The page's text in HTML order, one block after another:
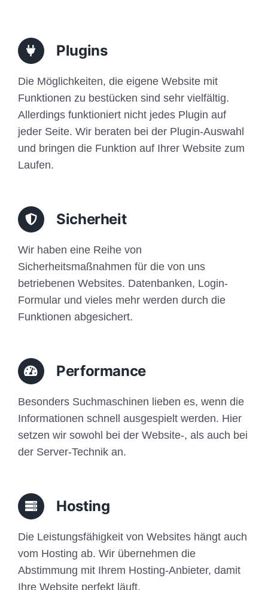
Plugins
Die Möglichkeiten, die eigene Website mit
Funktionen zu bestücken sind sehr vielfältig.
Allerdings funktioniert nicht jedes Plugin auf
jeder Seite. Wir beraten bei der Plugin-Auswahl
und bringen die Funktion auf Ihrer Website zum
Laufen.
Sicherheit
Wir haben eine Reihe von
Sicherheitsmaßnahmen für die von uns
betriebenen Websites. Datenbanken, Login-
Formular und vieles mehr werden durch die
Funktionen abgesichert.
Performance
Besonders Suchmaschinen lieben es, wenn die
Informationen schnell ausgespielt werden. Hier
setzen wir sowohl bei der Website-, als auch bei
der Server-Technik an.
Hosting
Die Leistungsfähigkeit von Websites hängt auch
vom Hosting ab. Wir übernehmen die
Abstimmung mit Ihrem Hosting-Anbieter, damit
Ihre Website perfekt läuft.